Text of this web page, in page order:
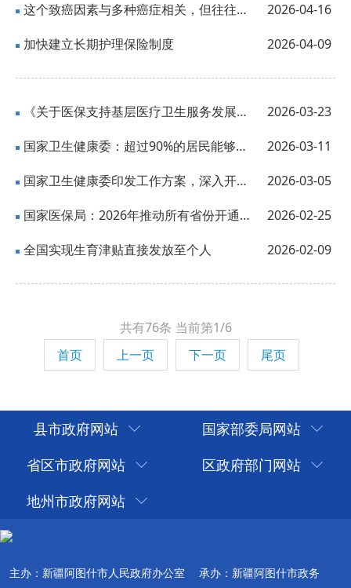
2026-04-16
这个致癌因素与多种癌症相关，但往往被忽视了！
2026-04-09
加快建立长期护理保险制度
2026-03-23
《关于医保支持基层医疗卫生服务发展的指导意见》政策解读
2026-03-11
国家卫生健康委：超过90%的居民能够在15分钟内到达最近的医疗服务点 | 两会记者会
2026-03-05
国家卫生健康委印发工作方案，深入开展卫生健康领域科研诚信专项治理
2026-02-25
国家医保局：2026年推动所有省份开通职工医保个人账户跨省共济
2026-02-09
全国实现生育津贴直接发放至个人
共有76条 当前第1/6
首页
上一页 下一页 尾页
县市政府网站
国家部委局网站
省区市政府网站
区政府部门网站
地州市政府网站
主办：新疆阿图什市人民政府办公室
承办：新疆阿图什市政务